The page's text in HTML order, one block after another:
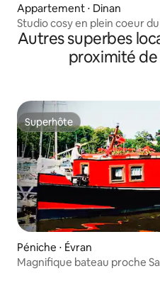
Appartement ⋅ Dinan
Studio cosy en plein coeur
Autres superbes
proximité
Superhôte
Superhôte
Péniche ⋅ Évran
Magnifique bateau proche